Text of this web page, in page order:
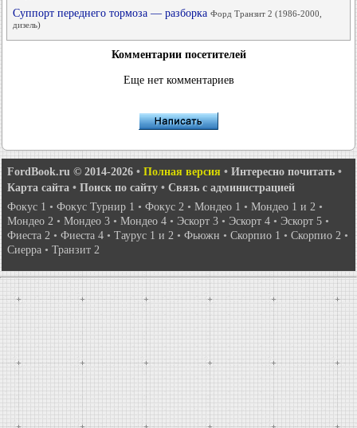
Суппорт переднего тормоза — разборка Форд Транзит 2 (1986-2000,
дизель)
Комментарии посетителей
Еще нет комментариев
FordBook.ru © 2014-2026 • Полная версия • Интересно почитать •
Карта сайта • Поиск по сайту • Связь с администрацией
Фокус 1 • Фокус Турнир 1 • Фокус 2 • Мондео 1 • Мондео 1 и 2 •
Мондео 2 • Мондео 3 • Мондео 4 • Эскорт 3 • Эскорт 4 • Эскорт 5 •
Фиеста 2 • Фиеста 4 • Таурус 1 и 2 • Фьюжн • Скорпио 1 • Скорпио 2 •
Сиерра • Транзит 2